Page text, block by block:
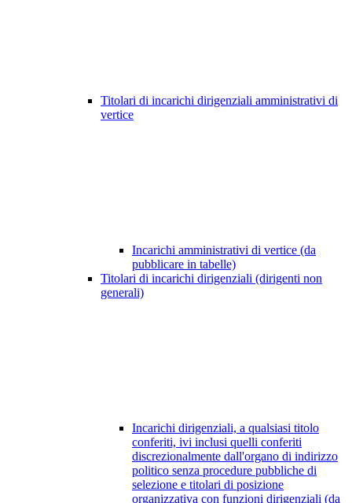
Titolari di incarichi dirigenziali amministrativi di
vertice
Incarichi amministrativi di vertice (da
pubblicare in tabelle)
Titolari di incarichi dirigenziali (dirigenti non
generali)
Incarichi dirigenziali, a qualsiasi titolo
conferiti, ivi inclusi quelli conferiti
discrezionalmente dall'organo di indirizzo
politico senza procedure pubbliche di
selezione e titolari di posizione
organizzativa con funzioni dirigenziali (da